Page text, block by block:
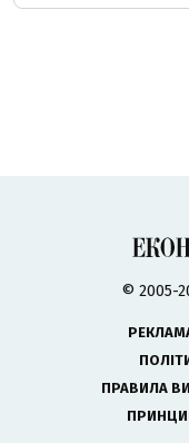
© 2005-
ПРАВИЛА